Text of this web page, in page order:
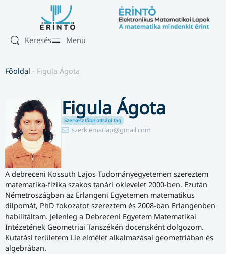
Keresés Menü
Főoldal - Figula Ágota
Figula Ágota
Szerkesztőbizottsági tag
szerk.ematlap@gmail.com
A debreceni Kossuth Lajos Tudományegyetemen szereztem
matematika-fizika szakos tanári oklevelet 2000-ben. Ezután
Németroszágban az Erlangeni Egyetemen matematikus
dilpomát, PhD fokozatot szereztem és 2008-ban Erlangenben
habilitáltam. Jelenleg a Debreceni Egyetem Matematikai
Intézetének Geometriai Tanszékén docensként dolgozom.
Kutatási területem Lie elmélet alkalmazásai geometriában és
algebrában.